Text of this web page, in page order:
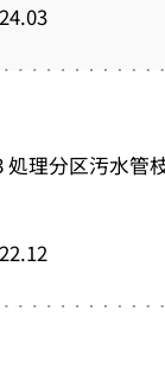
処理分区汚水管